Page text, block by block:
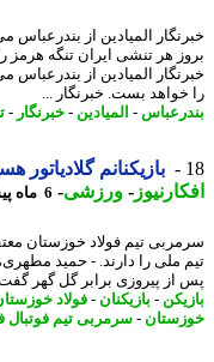
المیادین از بندرعباس می
هر تنشی ایران تنگه هرمز را
المیادین از بندرعباس می
بست. خبرنگار ...
-المیادین-خبرنگار -تنگه
بازیکنانم گلادیاتور هستند
-ورزشی-6 ماه پیش - یکشنبه 19 بهمن 1404، 20:47
تیم فولاد خوزستان معتقد
ملی را دارند. - حمید مطهری،
پیروزی برابر گل گهر گفت: به
-بازیکنان-فولاد خوزستان-
-سرمربی تیم فوتبال فولاد